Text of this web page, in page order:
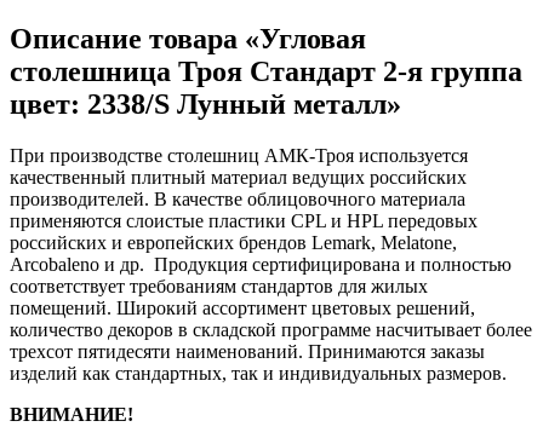
Описание товара «Угловая
столешница Троя Стандарт 2-я группа
цвет: 2338/S Лунный металл»
При производстве столешниц АМК-Троя используется
качественный плитный материал ведущих российских
производителей. В качестве облицовочного материала
применяются слоистые пластики CPL и HPL передовых
российских и европейских брендов Lemark, Melatone,
Arcobaleno и др. Продукция сертифицирована и полностью
соответствует требованиям стандартов для жилых
помещений. Широкий ассортимент цветовых решений,
количество декоров в складской программе насчитывает более
трехсот пятидесяти наименований. Принимаются заказы
изделий как стандартных, так и индивидуальных размеров.
ВНИМАНИЕ!